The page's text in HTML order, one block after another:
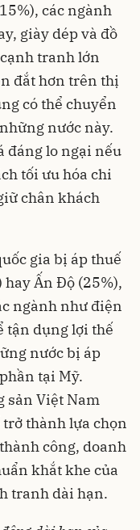
các ngành
giày dép và đồ
tranh lớn
đắt hơn trên thị
có thể chuyển
nước này.
đáng lo ngại nếu
tối ưu hóa chi
chân khách
gia bị áp thuế
Ấn Độ (25%),
ngành như điện
tận dụng lợi thế
nước bị áp
tại Mỹ.
sản Việt Nam
thành lựa chọn
công, doanh
khắt khe của
tranh dài hạn.